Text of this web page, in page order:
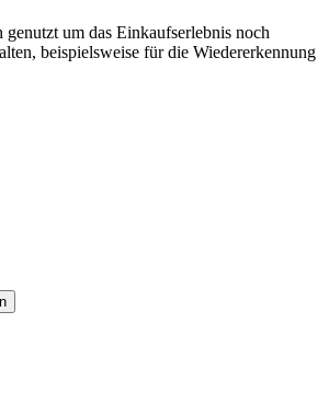
um das Einkaufserlebnis noch
beispielsweise für die Wiedererkennung